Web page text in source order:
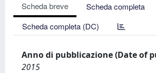
Scheda breve
Scheda completa
Scheda completa (DC)
Anno di pubblicazione (Date of
2015